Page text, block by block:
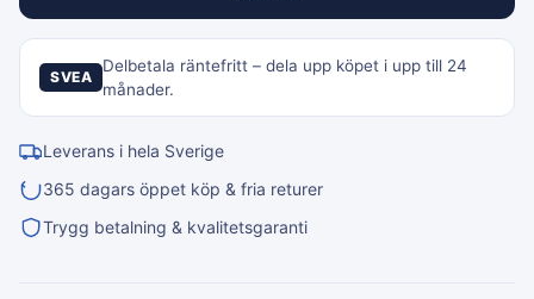
SVEA
Delbetala räntefritt – dela upp köpet i upp till 24
månader.
Leverans i hela Sverige
365 dagars öppet köp & fria returer
Trygg betalning & kvalitetsgaranti